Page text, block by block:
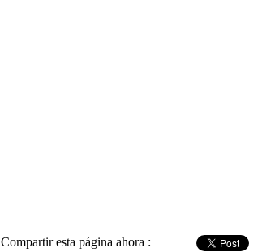
Compartir esta página ahora :